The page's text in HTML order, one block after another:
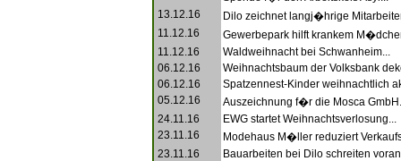
13.12.16
Dilo zeichnet langj�hrige
11.12.16
Gewerbepark hilft krankem
11.12.16
Waldweihnacht bei Schwanheim...
06.12.16
Weihnachtsbaum der Volksbank
06.12.16
Spatzennest-Kinder weihnachtlich
05.12.16
Auszeichnung f�r die Mosca
24.11.16
EWG startet Weihnachtsverlosung...
23.11.16
Modehaus M�ller reduziert
23.11.16
Bauarbeiten bei Dilo schreiten